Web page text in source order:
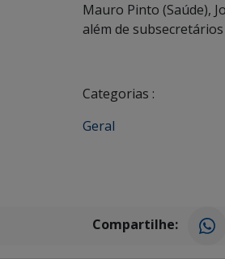
Mauro Pinto (Saúde),
além de
Categorias :
Geral
Compartilhe: